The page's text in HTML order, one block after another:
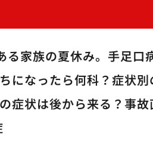
る家族の夏休み。手足口
になったら何科？症状
症状は後から来る？事